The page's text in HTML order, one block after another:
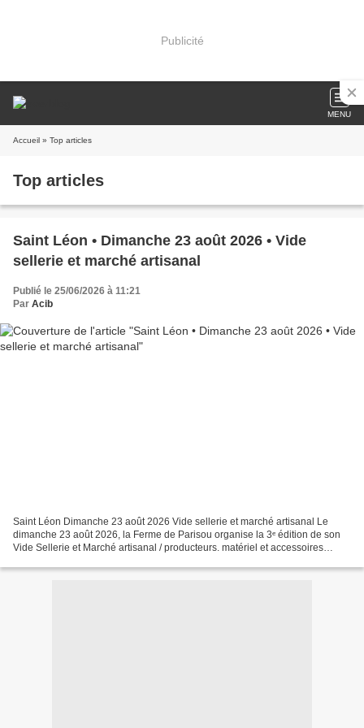
Publicité
MENU
Accueil » Top articles
Top articles
Saint Léon • Dimanche 23 août 2026 • Vide
sellerie et marché artisanal
Publié le 25/06/2026 à 11:21
Par Acib
Saint Léon Dimanche 23 août 2026 Vide sellerie et marché artisanal Le
dimanche 23 août 2026, la Ferme de Parisou organise la 3ᵉ édition de son
Vide Sellerie et Marché artisanal / producteurs. matériel et accessoires